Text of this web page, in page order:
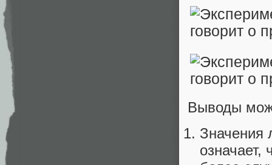
Выводы
Значения